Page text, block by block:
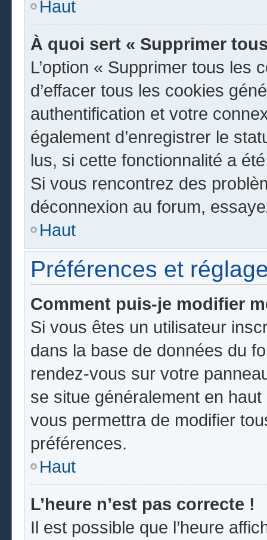
Haut
À quoi sert « Supprimer
L’option « Supprimer tous les
d’effacer tous les cookies
authentification et votre
également d’enregistrer le
lus, si cette fonctionnalité a
Si vous rencontrez des
déconnexion au forum,
Haut
Préférences et
Comment puis-je modifier
Si vous êtes un utilisateur
dans la base de données du
rendez-vous sur votre
se situe généralement en
vous permettra de modifier
préférences.
Haut
L’heure n’est pas correcte !
Il est possible que l’heure